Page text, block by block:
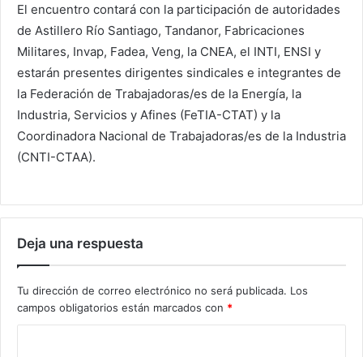
El encuentro contará con la participación de autoridades
de Astillero Río Santiago, Tandanor, Fabricaciones
Militares, Invap, Fadea, Veng, la CNEA, el INTI, ENSI y
estarán presentes dirigentes sindicales e integrantes de
la Federación de Trabajadoras/es de la Energía, la
Industria, Servicios y Afines (FeTIA-CTAT) y la
Coordinadora Nacional de Trabajadoras/es de la Industria
(CNTI-CTAA).
Deja una respuesta
Tu dirección de correo electrónico no será publicada. Los
campos obligatorios están marcados con *